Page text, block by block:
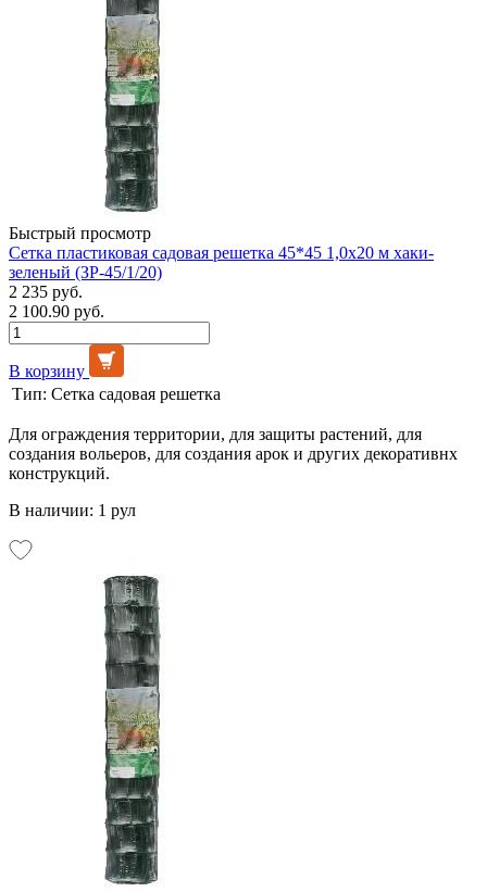
Быстрый просмотр
Сетка пластиковая садовая решетка 45*45 1,0х20 м хаки-
зеленый (ЗР-45/1/20)
2 235 руб.
2 100.90 руб.
В корзину
Тип: Сетка садовая решетка
Для ограждения территории, для защиты растений, для
создания вольеров, для создания арок и других декоративнх
конструкций.
В наличии: 1 рул